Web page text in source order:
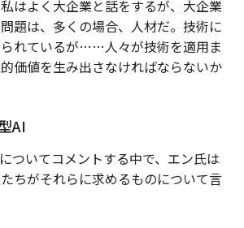
はよく大企業と話をするが、大企業
題は、多くの場合、人材だ。技術に
れているが……人々が技術を適用ま
価値を生み出さなければならないか
AI
ついてコメントする中で、エン氏は
ちがそれらに求めるものについて言